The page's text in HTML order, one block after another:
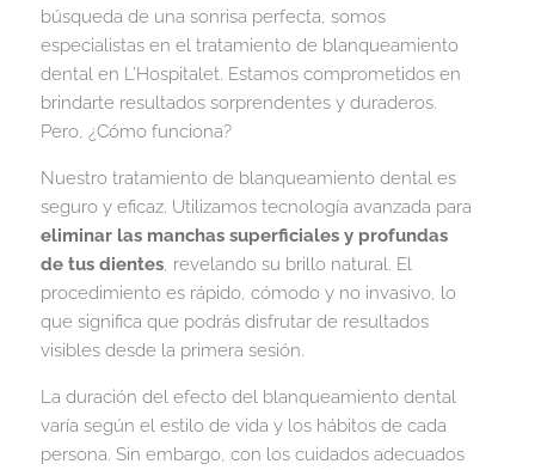
búsqueda de una sonrisa perfecta, somos
especialistas en el tratamiento de blanqueamiento
dental en L’Hospitalet. Estamos comprometidos en
brindarte resultados sorprendentes y duraderos.
Pero, ¿Cómo funciona?
Nuestro tratamiento de blanqueamiento dental es
seguro y eficaz. Utilizamos tecnología avanzada para
eliminar las manchas superficiales y profundas
de tus dientes, revelando su brillo natural. El
procedimiento es rápido, cómodo y no invasivo, lo
que significa que podrás disfrutar de resultados
visibles desde la primera sesión.
La duración del efecto del blanqueamiento dental
varía según el estilo de vida y los hábitos de cada
persona. Sin embargo, con los cuidados adecuados